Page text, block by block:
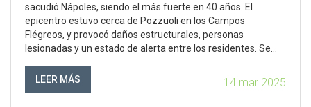
sacudió Nápoles, siendo el más fuerte en 40 años. El
epicentro estuvo cerca de Pozzuoli en los Campos
Flégreos, y provocó daños estructurales, personas
lesionadas y un estado de alerta entre los residentes. Se
mientras las inspecciones de seguridad se llevaban a cabo
LEER MÁS 14 mar 2025